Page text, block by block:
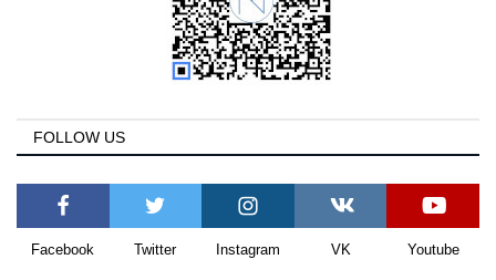
FOLLOW US
Facebook Twitter Instagram VK Youtube